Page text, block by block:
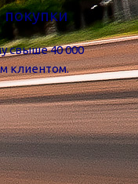
свыше 40 000
клиентом.